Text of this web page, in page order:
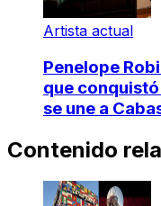
Artista actual
Penelope
que
se une a
Contenido